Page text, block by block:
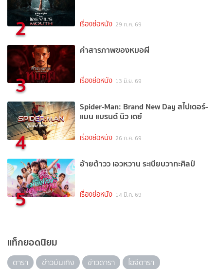
2 เรื่องย่อหนัง 29 ก.ค. 69
3
คำสารภาพของหมอผี
เรื่องย่อหนัง 13 มิ.ย. 69
4
Spider-Man: Brand New Day สไปเดอร์-
แมน แบรนด์ นิว เดย์
เรื่องย่อหนัง 26 ก.ค. 69
5
อ้ายต้าวว เอวหวาน ระเบียบวาทะศิลป์
เรื่องย่อหนัง 14 มี.ค. 69
แท็กยอดนิยม
ดารา ข่าวบันเทิง ข่าวดารา
ไอจีดารา